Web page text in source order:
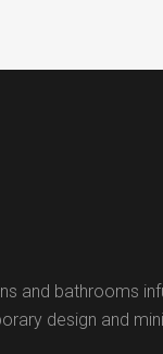
and bathrooms
design and